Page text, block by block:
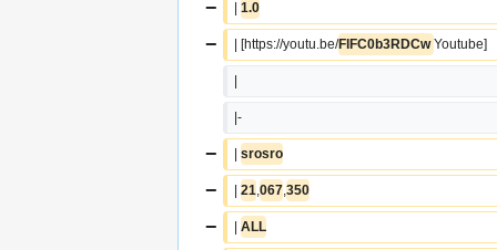
− | 1.0
− | [https://youtu.be/FlFC0b3RDCw Youtube]
|
|-
− | srosro
− | 21 ,067 ,350
− | ALL